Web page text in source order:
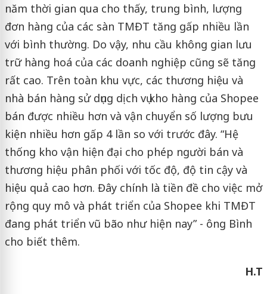
năm thời gian qua cho thấy, trung bình, lượng
đơn hàng của các sàn TMĐT tăng gấp nhiều lần
với bình thường. Do vậy, nhu cầu không gian lưu
trữ hàng hoá của các doanh nghiệp cũng sẽ tăng
rất cao. Trên toàn khu vực, các thương hiệu và
nhà bán hàng sử dụng dịch vụ kho hàng của Shopee
bán được nhiều hơn và vận chuyển số lượng bưu
kiện nhiều hơn gấp 4 lần so với trước đây. “Hệ
thống kho vận hiện đại cho phép người bán và
thương hiệu phân phối với tốc độ, độ tin cậy và
hiệu quả cao hơn. Đây chính là tiền đề cho việc mở
rộng quy mô và phát triển của Shopee khi TMĐT
đang phát triển vũ bão như hiện nay” - ông Bình
cho biết thêm.
H.T